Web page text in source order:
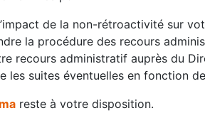
de la non-rétroactivité sur
la procédure des recours
recours administratif auprès du
les suites éventuelles en fonction
reste à votre disposition.